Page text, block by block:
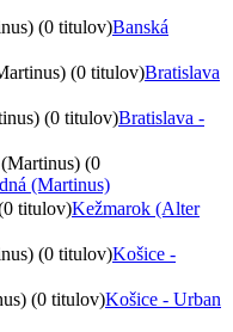
(0 titulov)Banská
(0 titulov)Bratislava
(0 titulov)Bratislava -
(0
(Martinus)
titulov)Kežmarok (Alter
(0 titulov)Košice -
(0 titulov)Košice - Urban